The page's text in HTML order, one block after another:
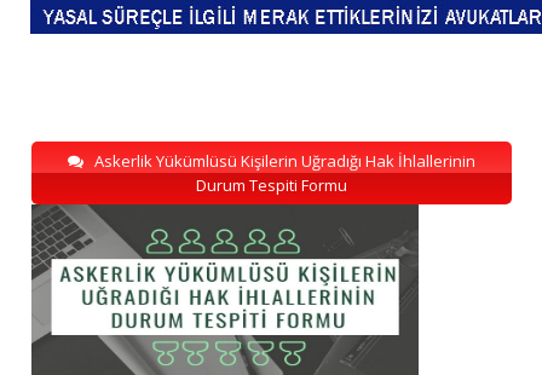
Askerlik Yükümlüsü Kişilerin Uğradığı Hak İhlallerinin
Durum Tespiti Formu